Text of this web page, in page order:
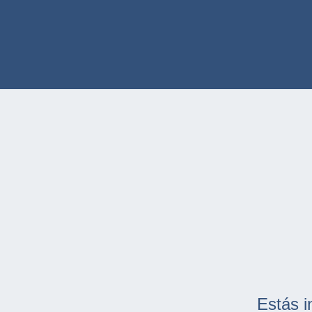
Estás